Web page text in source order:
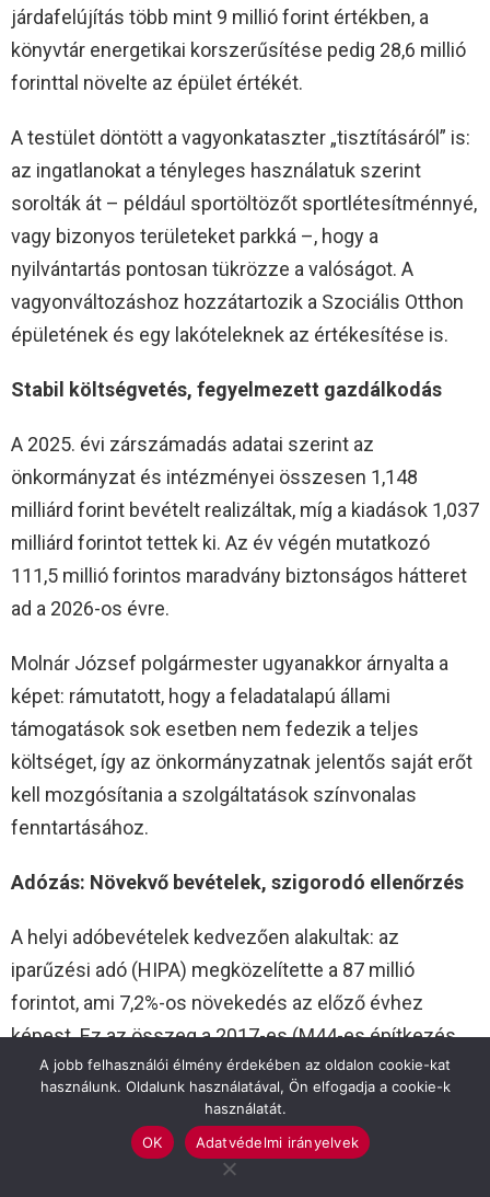
járdafelújítás több mint 9 millió forint értékben, a
könyvtár energetikai korszerűsítése pedig 28,6 millió
forinttal növelte az épület értékét.
A testület döntött a vagyonkataszter „tisztításáról” is:
az ingatlanokat a tényleges használatuk szerint
sorolták át – például sportöltözőt sportlétesítménnyé,
vagy bizonyos területeket parkká –, hogy a
nyilvántartás pontosan tükrözze a valóságot. A
vagyonváltozáshoz hozzátartozik a Szociális Otthon
épületének és egy lakóteleknek az értékesítése is.
Stabil költségvetés, fegyelmezett gazdálkodás
A 2025. évi zárszámadás adatai szerint az
önkormányzat és intézményei összesen 1,148
milliárd forint bevételt realizáltak, míg a kiadások 1,037
milliárd forintot tettek ki. Az év végén mutatkozó
111,5 millió forintos maradvány biztonságos hátteret
ad a 2026-os évre.
Molnár József polgármester ugyanakkor árnyalta a
képet: rámutatott, hogy a feladatalapú állami
támogatások sok esetben nem fedezik a teljes
költséget, így az önkormányzatnak jelentős saját erőt
kell mozgósítania a szolgáltatások színvonalas
fenntartásához.
Adózás: Növekvő bevételek, szigorodó ellenőrzés
A helyi adóbevételek kedvezően alakultak: az
iparűzési adó (HIPA) megközelítette a 87 millió
forintot, ami 7,2%-os növekedés az előző évhez
képest. Ez az összeg a 2017-es (M44-es építkezés
idején tapasztalt) csúcs óta a legmagasabb bevétel. A
magánszemélyek kommunális adója is stabil, 12,2
millió forint folyt be ezen a jogcímen.
A jobb felhasználói élmény érdekében az oldalon cookie-kat
használunk. Oldalunk használatával, Ön elfogadja a cookie-k
használatát.
OK
Adatvédelmi irányelvek